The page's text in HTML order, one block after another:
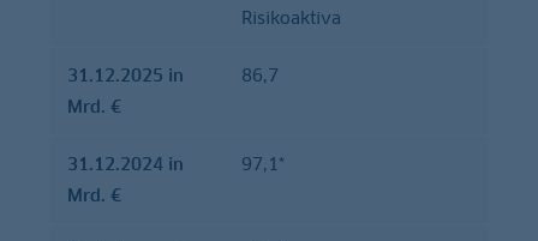
Risikoaktiva
31.12.2025 in
Mrd. €
86,7
31.12.2024 in
Mrd. €
97,1*